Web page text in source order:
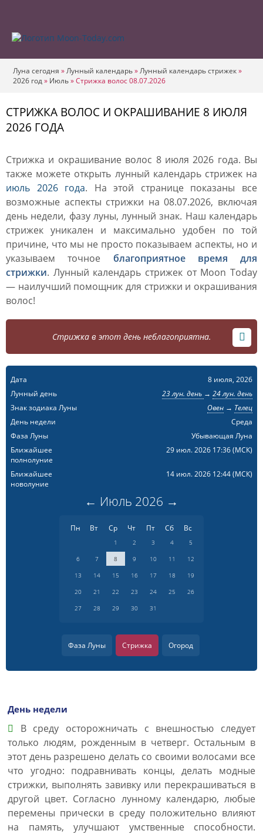
Луна сегодня »Лунный календарь»Лунный календарь стрижек»
2026 год» Июль»Стрижка волос 08.07.2026
СТРИЖКА ВОЛОС И ОКРАШИВАНИЕ 8 ИЮЛЯ
2026 ГОДА
Стрижка и окрашивание волос 8 июля 2026 года. Вы
также можете открыть лунный календарь стрижек на
июль 2026 года. На этой странице показаны все
возможные аспекты стрижки на 08.07.2026, включая
день недели, фазу луны, лунный знак. Наш календарь
стрижек уникален и максимально удобен по той
причине, что мы не просто показываем аспекты, но и
указываем точное благоприятное время для
стрижки. Лунный календарь стрижек от Moon Today
— наилучший помощник для стрижки и окрашивания
волос!
Стрижка в этот день неблагоприятна.
Дата
8 июля, 2026
Лунный день
23 лун. день → 24 лун. день
Знак зодиака Луны
Овен→ Телец
День недели
Среда
Фаза Луны
Убывающая Луна
Ближайшее
полнолуние
29 июл. 2026 17:36(МСК)
Ближайшее
новолуние
14 июл. 2026 12:44(МСК)
← Июль 2026 →
Пн Вт Ср Чт Пт Сб Вс
1 2 3 4
5
6
7 8 9 10 11
12
13
14 15 16 17 18
19
20
21 22 23 24 25
26
27
28 29 30 31
Фаза Луны Стрижка Огород
День недели
В среду осторожничать с внешностью следует
только людям, рожденным в четверг. Остальным в
этот день разрешено делать со своими волосами все
что угодно: подравнивать концы, делать модные
стрижки, выполнять завивку или перекрашиваться в
другой цвет. Согласно лунному календарю, любые
перемены прически в среду положительно влияют
на память, улучшают умственные способности.